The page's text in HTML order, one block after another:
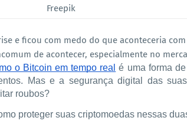
Freepik
e ficou com medo do que aconteceria
de acontecer, especialmente no
o Bitcoin em tempo real é uma forma
Mas e a segurança digital das
roubos?
proteger suas criptomoedas nessas